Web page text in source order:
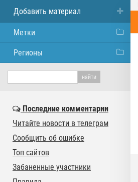
Добавить материал
Метки
Регионы
Последние комментарии
Читайте новости в телеграм
Сообщить об ошибке
Топ сайтов
Забаненные участники